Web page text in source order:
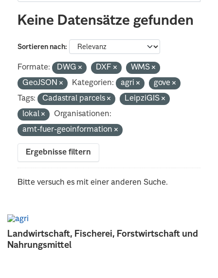
Landwirtschaft, Fischerei, Forstwirtschaft und
Nahrungsmittel
Keine Datensätze gefunden
Sortieren nach
Formate: DWG DXF
WMS
GeoJSON
Kategorien: agri
gove
Tags:
Cadastral parcels
LeipziGIS
lokal
Organisationen:
amt-fuer-geoinformation
Ergebnisse filtern
Bitte versuch es mit einer anderen Suche.